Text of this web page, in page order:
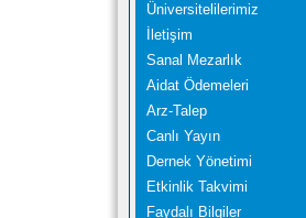
Üniversitelilerimiz
İletişim
Sanal Mezarlık
Aidat Ödemeleri
Arz-Talep
Canlı Yayın
Dernek Yönetimi
Etkinlik Takvimi
Faydalı Bilgiler